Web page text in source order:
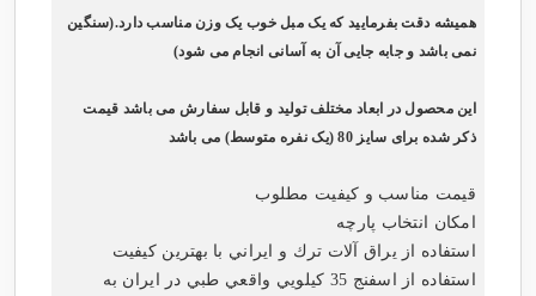
همیشه دقت بفرمایید که یک مبل خوب یک وزن مناسب دارد.(سنگین
نمی باشد و جابه جایی آن به آسانی انجام می شود)
این محصول در ابعاد مختلف تولید و قابل سفارش می باشد قیمت
ذکر شده برای سایز 80 (یک نفره متوسط) می باشد
قیمت مناسب و کیفیت مطلوب
امکان انتخاب پارچه
استفاده از يراق آلات ترك و ايراني با بهترين كيفيت
استفاده از اسفنج 35 كيلويي واقعي طبي در ايران به